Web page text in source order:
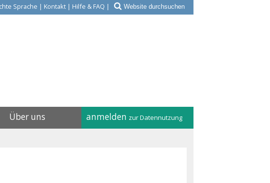
Sprache | Kontakt | Hilfe & FAQ |
anmelden zur Datennutzung
Über uns